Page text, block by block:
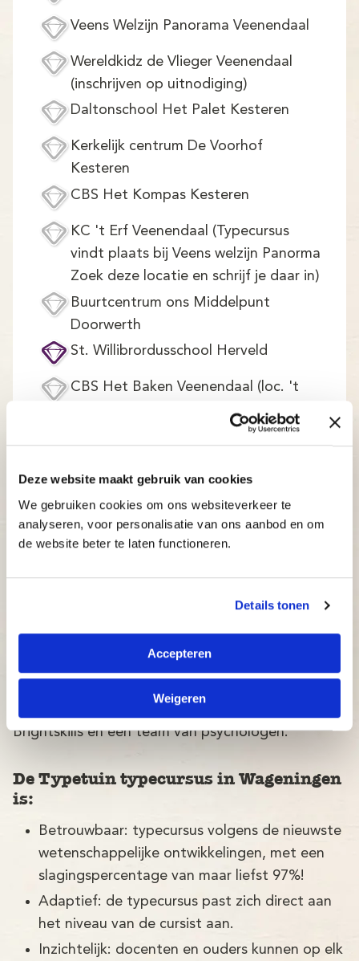
Deze website maakt gebruik van cookies
We gebruiken cookies om ons websiteverkeer te
analyseren, voor personalisatie van ons aanbod en om
de website beter te laten functioneren.
Details tonen
Accepteren
Weigeren
Veens Welzijn Panorama Veenendaal
Wereldkidz de Vlieger Veenendaal
(inschrijven op uitnodiging)
Daltonschool Het Palet Kesteren
Kerkelijk centrum De Voorhof
Kesteren
CBS Het Kompas Kesteren
KC 't Erf Veenendaal (Typecursus
vindt plaats bij Veens welzijn Panorma
Zoek deze locatie en schrijf je daar in)
Buurtcentrum ons Middelpunt
Doorwerth
St. Willibrordusschool Herveld
CBS Het Baken Veenendaal (loc. 't
Kofschip) (inschrijven op uitnodiging)
Clara Fabriciusschool Herveld
De klassikale typecursussen van Typetuin in
Wageningen combineren het beste van twee
Persoonlijke aandacht en begeleiding door
Mooie en gebruiksvriendelijke online
omgeving: De Typetuin
De Typetuin is een typecursus ontwikkeld door
Brightskills en een team van psychologen.
De Typetuin typecursus in Wageningen
is:
Betrouwbaar: typecursus volgens de nieuwste
wetenschappelijke ontwikkelingen, met een
slagingspercentage van maar liefst 97%!
Adaptief: de typecursus past zich direct aan
het niveau van de cursist aan.
Inzichtelijk: docenten en ouders kunnen op elk